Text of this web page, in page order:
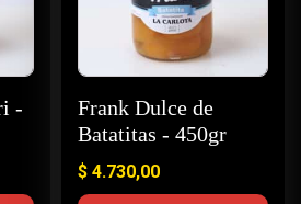
-
Frank Dulce de
Batatitas - 450gr
$ 4.730,00